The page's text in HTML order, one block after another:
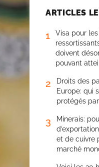
ARTICLES
1
Visa pour
doivent
pouvant
2
Droits des
Europe: qui
protégés
3
Minerais:
et de cuivre
marché